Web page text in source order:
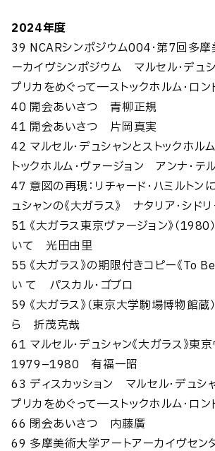
2024年度
39 NCARシンポジウム004・第7回多摩
ーカイヴシンポジウム マルセル・デュシ
プリカをめぐって―ストックホルム・ロン
40 開会あいさつ 青柳正規
41 開会あいさつ 片岡真実
42 マルセル・デュシャンとストックホ
トックホルム・ヴァージョン アンナ・テ
47 意図の再現：リチャード・ハミルトン
ュシャンの《大ガラス》 ナタリア・シド
51 《大ガラス東京ヴァージョン》（1980
いて 光田由里
55 《大ガラス》の期限付きコピー《To
い て パスカル・ゴブロ
59 《大ガラス》（東京大学駒場博物館
ら 折茂克哉
61 マルセル・デュシャン《大ガラス》東
1979–1980 有福一昭
63 ディスカッション マルセル・デュシャ
プリカをめぐって―ストックホルム・ロン
66 閉会あいさつ 内藤廣
69 多摩美術⼤学アートアーカイヴセン